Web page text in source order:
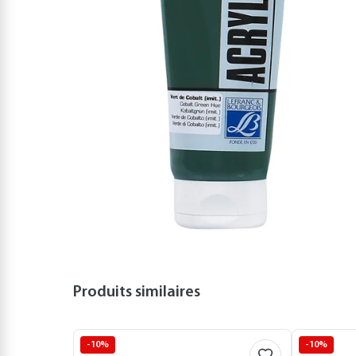
Produits similaires
-10% -10%